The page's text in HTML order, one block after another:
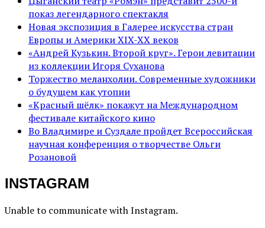
показ легендарного спектакля
Новая экспозиция в Галерее искусства стран
Европы и Америки XIX-XX веков
«Андрей Кузькин. Второй круг». Герои левитации
из коллекции Игоря Суханова
Торжество меланхолии. Современные художники
о будущем как утопии
«Красный шёлк» покажут на Международном
фестивале китайского кино
Во Владимире и Суздале пройдет Всероссийская
научная конференция о творчестве Ольги
Розановой
INSTAGRAM
Unable to communicate with Instagram.